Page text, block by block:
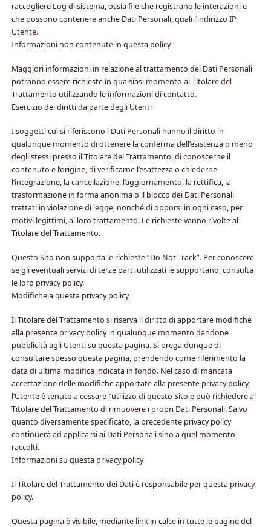
raccogliere Log di sistema, ossia file che registrano le interazioni e
che possono contenere anche Dati Personali, quali l’indirizzo IP
Utente.
Informazioni non contenute in questa policy
Maggiori informazioni in relazione al trattamento dei Dati Personali
potranno essere richieste in qualsiasi momento al Titolare del
Trattamento utilizzando le informazioni di contatto.
Esercizio dei diritti da parte degli Utenti
I soggetti cui si riferiscono i Dati Personali hanno il diritto in
qualunque momento di ottenere la conferma dell’esistenza o meno
degli stessi presso il Titolare del Trattamento, di conoscerne il
contenuto e l’origine, di verificarne l’esattezza o chiederne
l’integrazione, la cancellazione, l’aggiornamento, la rettifica, la
trasformazione in forma anonima o il blocco dei Dati Personali
trattati in violazione di legge, nonché di opporsi in ogni caso, per
motivi legittimi, al loro trattamento. Le richieste vanno rivolte al
Titolare del Trattamento.
Questo Sito non supporta le richieste “Do Not Track”. Per conoscere
se gli eventuali servizi di terze parti utilizzati le supportano, consulta
le loro privacy policy.
Modifiche a questa privacy policy
Il Titolare del Trattamento si riserva il diritto di apportare modifiche
alla presente privacy policy in qualunque momento dandone
pubblicità agli Utenti su questa pagina. Si prega dunque di
consultare spesso questa pagina, prendendo come riferimento la
data di ultima modifica indicata in fondo. Nel caso di mancata
accettazione delle modifiche apportate alla presente privacy policy,
l’Utente è tenuto a cessare l’utilizzo di questo Sito e può richiedere al
Titolare del Trattamento di rimuovere i propri Dati Personali. Salvo
quanto diversamente specificato, la precedente privacy policy
continuerà ad applicarsi ai Dati Personali sino a quel momento
raccolti.
Informazioni su questa privacy policy
Il Titolare del Trattamento dei Dati è responsabile per questa privacy
policy.
Questa pagina è visibile, mediante link in calce in tutte le pagine del